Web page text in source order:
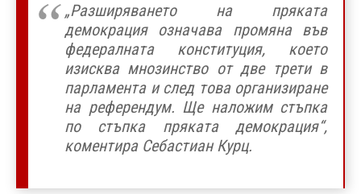
„Разширяването на пряката
демокрация означава промяна във
федералната конституция, което
изисква мнозинство от две трети в
парламента и след това организиране
на референдум. Ще наложим стъпка
по стъпка пряката демокрация“,
коментира Себастиан Курц.